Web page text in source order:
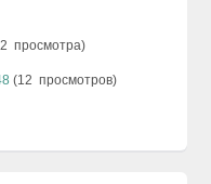
просмотра)
(12 просмотров)